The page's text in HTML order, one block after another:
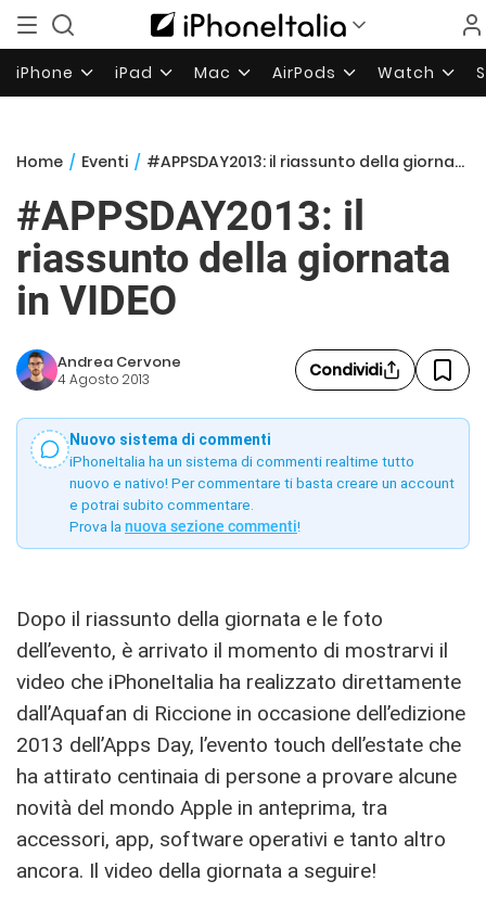
iPhone iPad Mac AirPods Watch
Home / Eventi / #APPSDAY2013: il riassunto della giornata in VIDEO
#APPSDAY2013: il
riassunto della giornata
in VIDEO
Andrea Cervone
4 Agosto 2013 Condividi
Nuovo sistema di commenti
iPhoneItalia ha un sistema di commenti realtime tutto
nuovo e nativo! Per commentare ti basta creare un account
e potrai subito commentare.
Prova la nuova sezione commenti!
Dopo il riassunto della giornata e le foto
dell’evento, è arrivato il momento di mostrarvi il
video che iPhoneItalia ha realizzato direttamente
dall’Aquafan di Riccione in occasione dell’edizione
2013 dell’Apps Day, l’evento touch dell’estate che
ha attirato centinaia di persone a provare alcune
novità del mondo Apple in anteprima, tra
accessori, app, software operativi e tanto altro
ancora. Il video della giornata a seguire!